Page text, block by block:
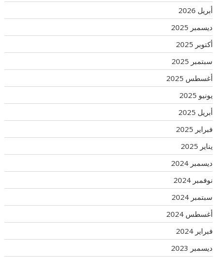
أبريل 2026
ديسمبر 2025
أكتوبر 2025
سبتمبر 2025
أغسطس 2025
يونيو 2025
أبريل 2025
فبراير 2025
يناير 2025
ديسمبر 2024
نوفمبر 2024
سبتمبر 2024
أغسطس 2024
فبراير 2024
ديسمبر 2023